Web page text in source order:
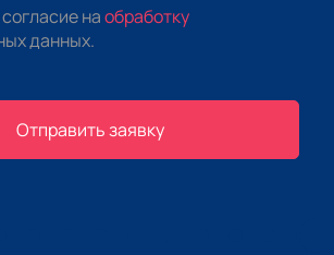
наобработку
данных.
Отправить заявку